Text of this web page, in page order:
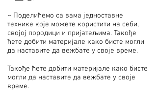
~ Поделићемо са вама једноставне
технике које можете користити на себи,
својој породици и пријатељима. Такође
ћете добити материјале како бисте могли
да наставите да вежбате у своје време.
Такође ћете добити материјале како бисте
могли да наставите да вежбате у своје
време.